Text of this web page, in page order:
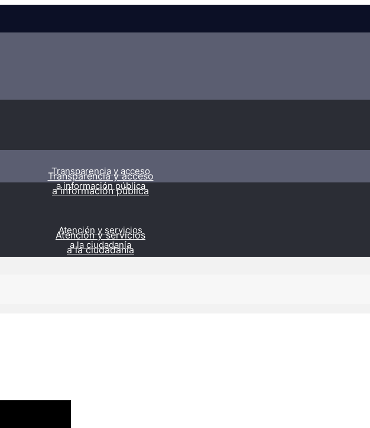
Transparencia y acceso
a información pública
Atención y servicios
a la ciudadanía
Transparencia y acceso
a información pública
Atención y servicios
a la ciudadanía